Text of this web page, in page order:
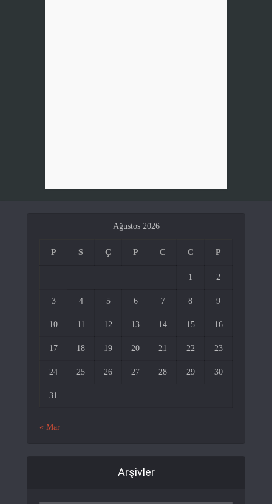
Ağustos 2026
P S Ç P C C P
1 2
3 4 5 6 7 8 9
10 11 12 13 14 15 16
17 18 19 20 21 22 23
24 25 26 27 28 29 30
31
« Mar
Arşivler